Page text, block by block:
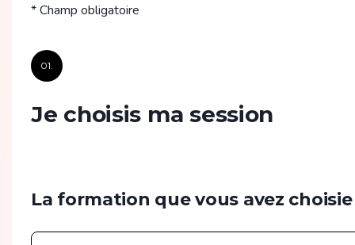
* Champ obligatoire
01.
Je choisis ma session
La formation que vous avez choisie